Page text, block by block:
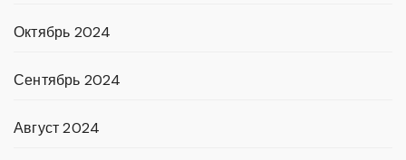
Октябрь 2024
Сентябрь 2024
Август 2024